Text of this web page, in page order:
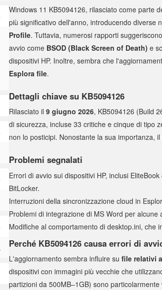
Windows 11 KB5094126, rilasciato come parte
più significativo dell'anno, introducendo diverse
Profile. Tuttavia, numerosi rapporti
avvio come BSOD (Black Screen of Death) e
dispositivi HP. Inoltre, sembra che
Esplora file.
Dettagli chiave su KB5094126
Rilasciato il 9 giugno 2026, KB5094126 (Build
di sicurezza, incluse 33 critiche e cinque di tipo
non lo posticipi. Nonostante la sua importanza,
Problemi segnalati
Errori di avvio sui dispositivi HP, inclusi
BitLocker.
Interruzioni della sincronizzazione cloud in
Problemi di integrazione di MS Word per alcune
Modifiche al comportamento di desktop.ini, che
Perché KB5094126 causa errori di
L'aggiornamento sembra influire su file relativi
dispositivi con immagini più vecchie che
partizioni da 500MB–1GB) sono